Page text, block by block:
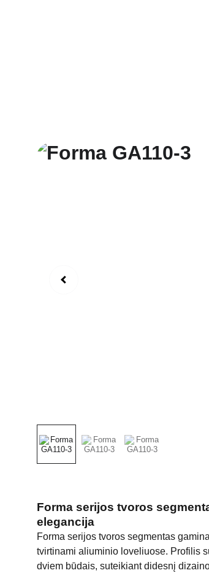
Forma serijos tvoros
elegancija
Forma serijos tvoros segmentas
tvirtinami aliuminio loveliuose. Profilis
dviem būdais, suteikiant didesnį